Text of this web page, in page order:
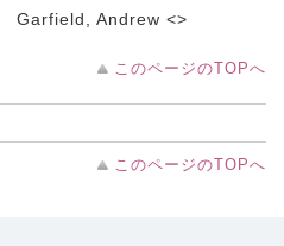
Garfield, Andrew <>
このページのTOPへ
このページのTOPへ